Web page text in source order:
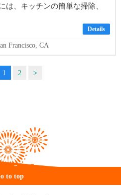
は、キッチンの簡単な掃除、
Details
Francisco, CA
1 2 >
to top